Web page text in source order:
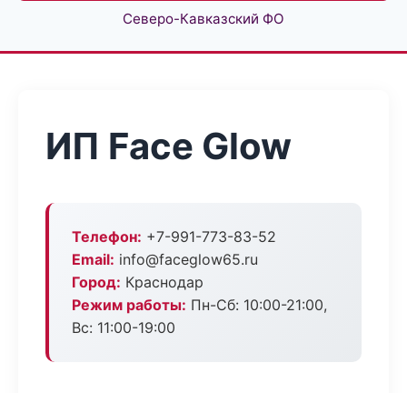
Северо-Кавказский ФО
ИП Face Glow
Телефон: +7-991-773-83-52
Email: info@faceglow65.ru
Город: Краснодар
Режим работы: Пн-Сб: 10:00-21:00,
Вс: 11:00-19:00